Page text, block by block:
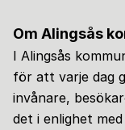
Om Alingsås
I Alingsås
för att varje dag
invånare,
det i enlighet